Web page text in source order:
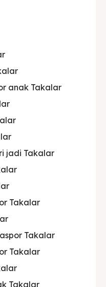
anak Takalar
jadi Takalar
Takalar
Takalar
Takalar
Takalar